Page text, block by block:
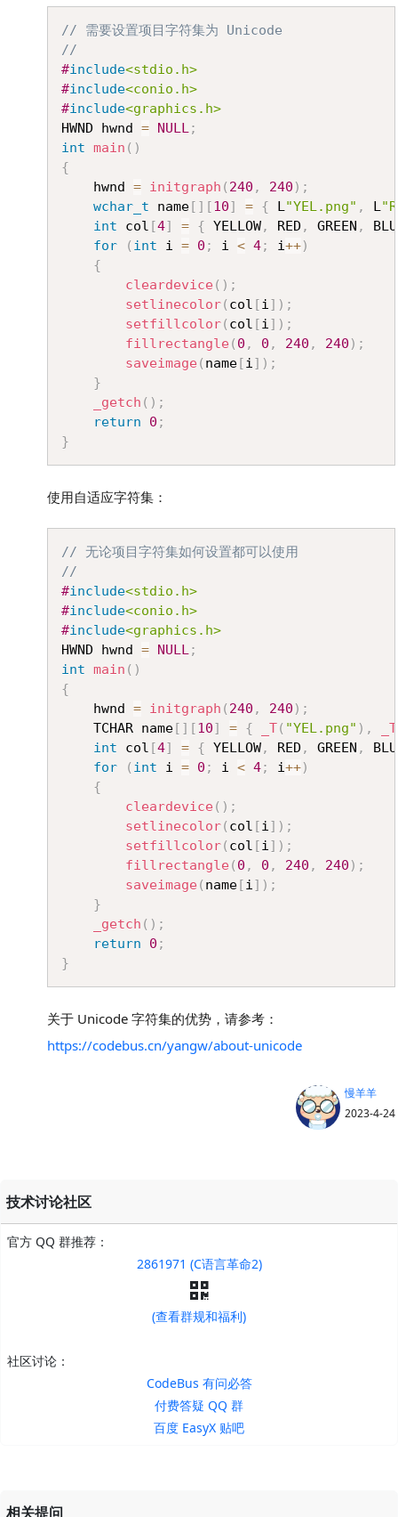
// 需要设置项目字符集为 Unicode
//
#include<stdio.h>
#include<conio.h>
#include<graphics.h>
HWND hwnd = NULL;
int main ( )
{
	hwnd
= initgraph ( 240 , 240 ) ;
wchar_t name [ ] [10] = { L"YEL.png" , L
int col [4] = { YELLOW, RED , GREEN ,
for
( int i = 0 ; i < 4; i++)
{
cleardevice( ) ;
setlinecolor( col [i] ) ;
setfillcolor( col [i] ) ;
fillrectangle( 0 , 0 , 240 , 240 ) ;
saveimage( name [i] ) ;
}
_getch ( ) ;
return
0 ;
}
使用自适应字符集：
// 无论项目字符集如何设置都可以使用
//
#include<stdio.h>
#include<conio.h>
#include<graphics.h>
HWND hwnd = NULL;
int main ( )
{
	hwnd
= initgraph ( 240 , 240 ) ;
    TCHAR name
[ ] [10] = { _T( "YEL.png" ) , _T
int col [4] = { YELLOW, RED , GREEN ,
for
( int i = 0 ; i < 4; i++)
{
cleardevice( ) ;
setlinecolor( col [i] ) ;
setfillcolor( col [i] ) ;
fillrectangle( 0 , 0 , 240 , 240 ) ;
saveimage( name [i] ) ;
}
_getch ( ) ;
return
0 ;
}
关于 Unicode 字符集的优势，请参考：
https://codebus.cn/yangw/about-unicode
慢羊羊
2023-4-24
技术讨论社区
官方 QQ 群推荐：
2861971 (C语言革命2)
(查看群规和福利)
社区讨论：
CodeBus 有问必答
付费答疑 QQ 群
百度 EasyX 贴吧
相关提问